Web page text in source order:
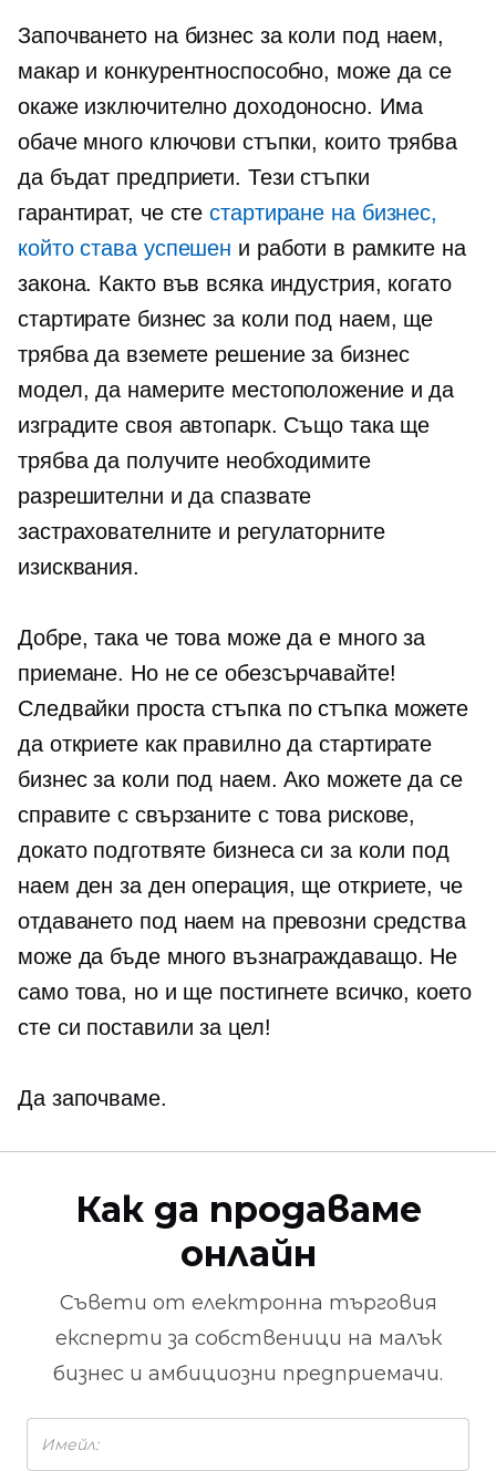
Започването на бизнес за коли под наем,
макар и конкурентноспособно, може да се
окаже изключително доходоносно. Има
обаче много ключови стъпки, които трябва
да бъдат предприети. Тези стъпки
гарантират, че стестартиране на бизнес,
който става успешен и работи в рамките на
закона. Както във всяка индустрия, когато
стартирате бизнес за коли под наем, ще
трябва да вземете решение за бизнес
модел, да намерите местоположение и да
изградите своя автопарк. Също така ще
трябва да получите необходимите
разрешителни и да спазвате
застрахователните и регулаторните
изисквания.
Добре, така че това може да е много за
приемане. Но не се обезсърчавайте!
Следвайки простастъпка по стъпкаможете
да откриете как правилно да стартирате
бизнес за коли под наем. Ако можете да се
справите с свързаните с това рискове,
докато подготвяте бизнеса си за коли под
наем ден за ден операция, ще откриете, че
отдаването под наем на превозни средства
може да бъде много възнаграждаващо. Не
само това, но и ще постигнете всичко, което
сте си поставили за цел!
Да започваме.
Как да продаваме
онлайн
Съвети от електронна търговия
експерти за собственици на малък
бизнес и амбициозни предприемачи.